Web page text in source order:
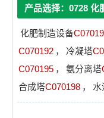
产品选择：0728 化
化肥制造设备
C070192 ， 冷凝塔
C070195 ， 氨分离塔
合成塔C070198 ， 水